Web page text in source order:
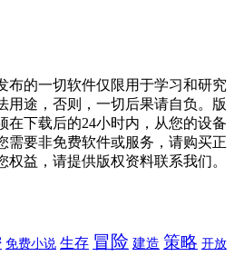
布的一切软件仅限用于学习和研究
用途，否则，一切后果请自负。版
在下载后的24小时内，从您的设备
需要非免费软件或服务，请购买正
益，请提供版权资料联系我们。
免费小说 生存 冒险 建造 策略 开放